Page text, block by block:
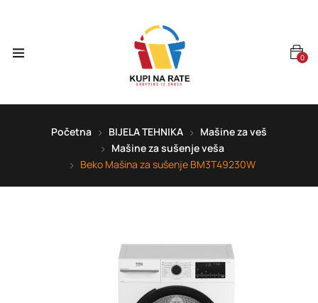
0
Početna BIJELA TEHNIKA
Mašine za veš
Mašine za sušenje veša
Beko Mašina za sušenje BM3T49230W